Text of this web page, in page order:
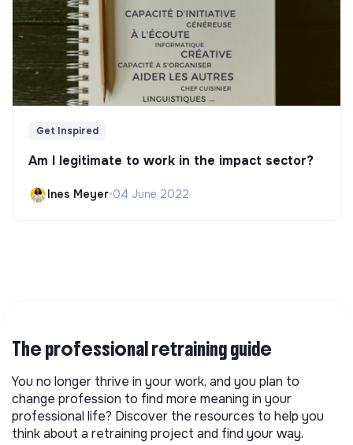
Get Inspired
Am I legitimate to work in the impact sector?
Ines Meyer•04 June 2022
The professional retraining guide
You no longer thrive in your work, and you plan to
change profession to find more meaning in your
professional life? Discover the resources to help you
think about a retraining project and find your way.